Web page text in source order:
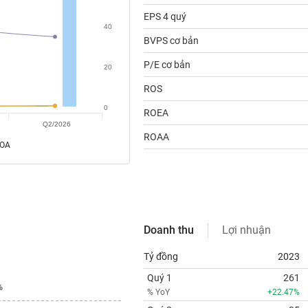
0
20
40
Q2/2026
EPS 4 quý
BVPS cơ bản
P/E cơ bản
ROS
ROEA
ROAA
Doanh thu Lợi nhuận
Tỷ đồng 2023
Quý 1
% YoY
261
+22.47%